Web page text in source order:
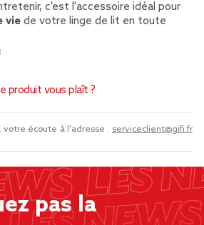
c'est l'accessoire idéal pour
vie de votre linge de lit en toute
produit vous plaît ?
écoute à l'adresse : serviceclient@gifi.fr
pas la